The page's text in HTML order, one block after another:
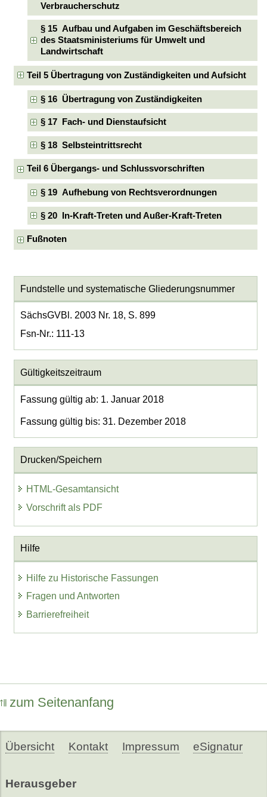
Verbraucherschutz
§ 15 Aufbau und Aufgaben im Geschäftsbereich
des Staatsministeriums für Umwelt und
Landwirtschaft
Teil 5 Übertragung von Zuständigkeiten und Aufsicht
§ 16 Übertragung von Zuständigkeiten
§ 17 Fach- und Dienstaufsicht
§ 18 Selbsteintrittsrecht
Teil 6 Übergangs- und Schlussvorschriften
§ 19 Aufhebung von Rechtsverordnungen
§ 20 In-Kraft-Treten und Außer-Kraft-Treten
Fußnoten
Fundstelle und systematische Gliederungsnummer
SächsGVBl. 2003 Nr. 18, S. 899
Fsn-Nr.: 111-13
Gültigkeitszeitraum
Fassung gültig ab: 1. Januar 2018
Fassung gültig bis: 31. Dezember 2018
Drucken/Speichern
HTML-Gesamtansicht
Vorschrift als PDF
Hilfe
Hilfe zu Historische Fassungen
Fragen und Antworten
Barrierefreiheit
zum Seitenanfang
Übersicht Kontakt Impressum eSignatur
Herausgeber